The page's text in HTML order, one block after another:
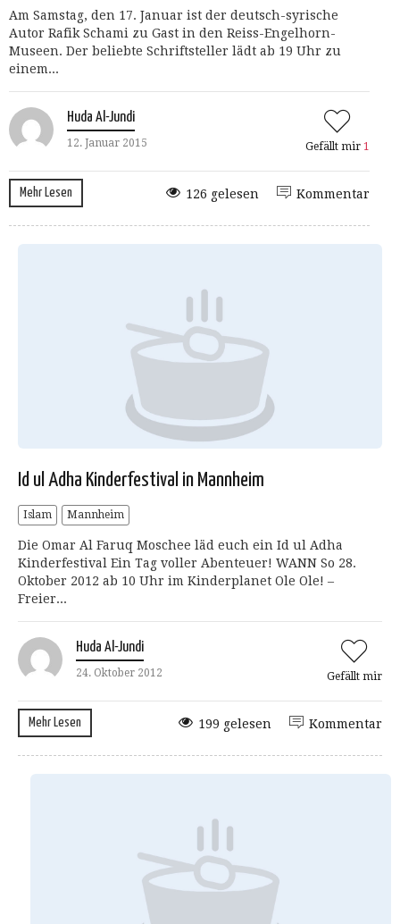
Am Samstag, den 17. Januar ist der deutsch-syrische
Autor Rafik Schami zu Gast in den Reiss-Engelhorn-
Museen. Der beliebte Schriftsteller lädt ab 19 Uhr zu
einem...
Huda Al-Jundi
12. Januar 2015 Gefällt mir 1
Mehr Lesen Kommentar
126 gelesen
Id ul Adha Kinderfestival in Mannheim
Islam Mannheim
Die Omar Al Faruq Moschee läd euch ein Id ul Adha
Kinderfestival Ein Tag voller Abenteuer! WANN So 28.
Oktober 2012 ab 10 Uhr im Kinderplanet Ole Ole! –
Freier...
Huda Al-Jundi
24. Oktober 2012 Gefällt mir
Mehr Lesen Kommentar
199 gelesen